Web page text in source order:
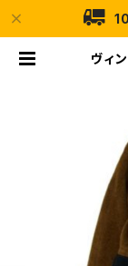
ヴィ
イド